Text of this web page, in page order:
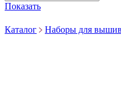
Показать
Каталог Наборы для